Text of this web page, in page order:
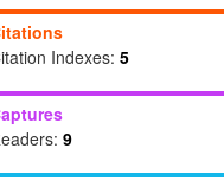
Indexes: 5
9